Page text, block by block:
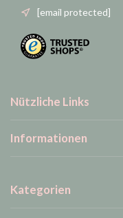
[email protected]
Nützliche Links
Informationen
Kategorien